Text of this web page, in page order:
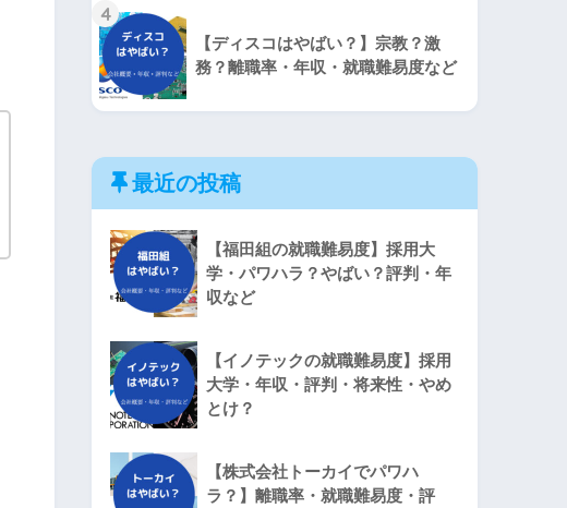
4
【ディスコはやばい？】宗教？激
務？離職率・年収・就職難易度など
最近の投稿
【福田組の就職難易度】採用大
学・パワハラ？やばい？評判・年
収など
【イノテックの就職難易度】採用
大学・年収・評判・将来性・やめ
とけ？
【株式会社トーカイでパワハ
ラ？】離職率・就職難易度・評